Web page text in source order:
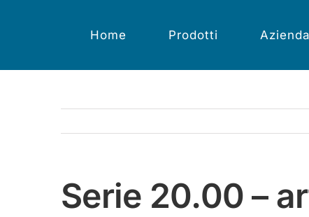
Home Prodotti Azienda
Serie 20.00 –